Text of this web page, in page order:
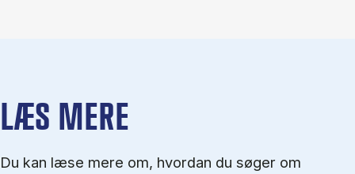
LÆS MERE
Du kan læse mere om, hvordan du søger om